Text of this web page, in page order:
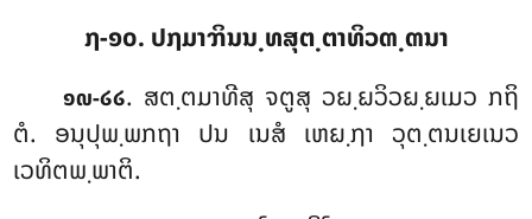
໗-໑໐. ປຐມາຠິນນ຺ທສຸຕ຺ຕາທິວຓ຺ຓນາ
໑໙-໒໒. ສຕ຺ຕມາທີສຸ ຈຕູສຸ ວຏ຺ຏວິວຏ຺ຏເມວ ກຖິ
ຕໍ. ອນຸປຸພ຺ພກຖາ ປນ ເນສໍ ເຫຏ຺ຐາ ວຸຕ຺ຕນເຍເນວ
ເວທິຕພ຺ພາຕິ.